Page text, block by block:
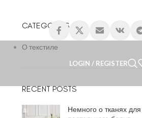
LOGIN / REGISTER
CATEGORIES
О текстиле
RECENT POSTS
Немного о тканях для